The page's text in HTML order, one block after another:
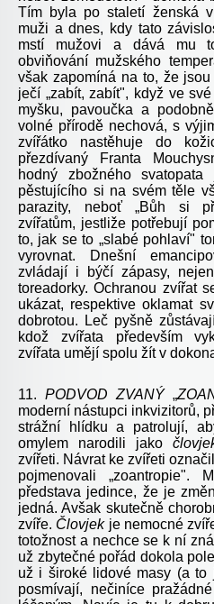
Tím byla po staletí ženská
muži a dnes, kdy tato
mstí mužovi a dává mu
obviňování mužského
však zapomíná na to, že
ječí „zabít, zabít", když ve
myšku, pavoučka a
volné přírodě nechová, s
zvířátko nastěhuje do
přezdívaný Franta
hodný zbožného
pěstujícího si na svém těle
parazity, neboť „Bůh si
zvířatům, jestliže potřebují
to, jak se to „slabé pohlaví"
vyrovnat. Dnešní
zvládají i býčí zápasy,
toreadorky. Ochranou zvířat
ukázat, respektive oklamat
dobrotou. Leč pyšně
kdož zvířata především
zvířata umějí spolu žít v
11. PODVOD ZVANÝ„
moderní nástupci inkvizitorů,
strážní hlídku a patrolují,
omylem narodili jako
zvířeti. Návrat ke zvířeti
pojmenovali
představa jedince, že je
jedná. Avšak skutečně
zvíře. Človjek je nemocné
totožnost a nechce se k ní
už zbytečné pořád dokola
už i široké lidové masy (a to
posmívají, nečiníce